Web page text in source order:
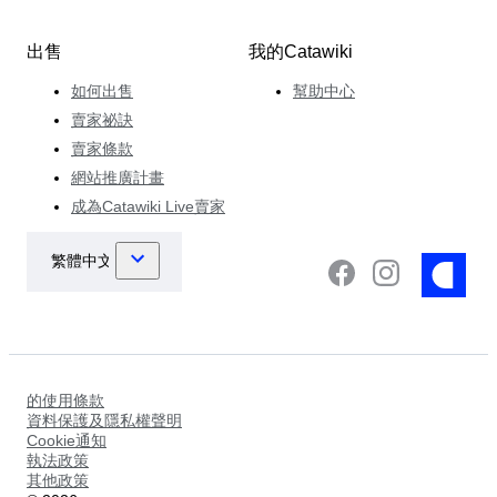
出售
如何出售
賣家祕訣
賣家條款
網站推廣計畫
成為Catawiki Live賣家
我的Catawiki
幫助中心
的使用條款
資料保護及隱私權聲明
Cookie通知
執法政策
其他政策